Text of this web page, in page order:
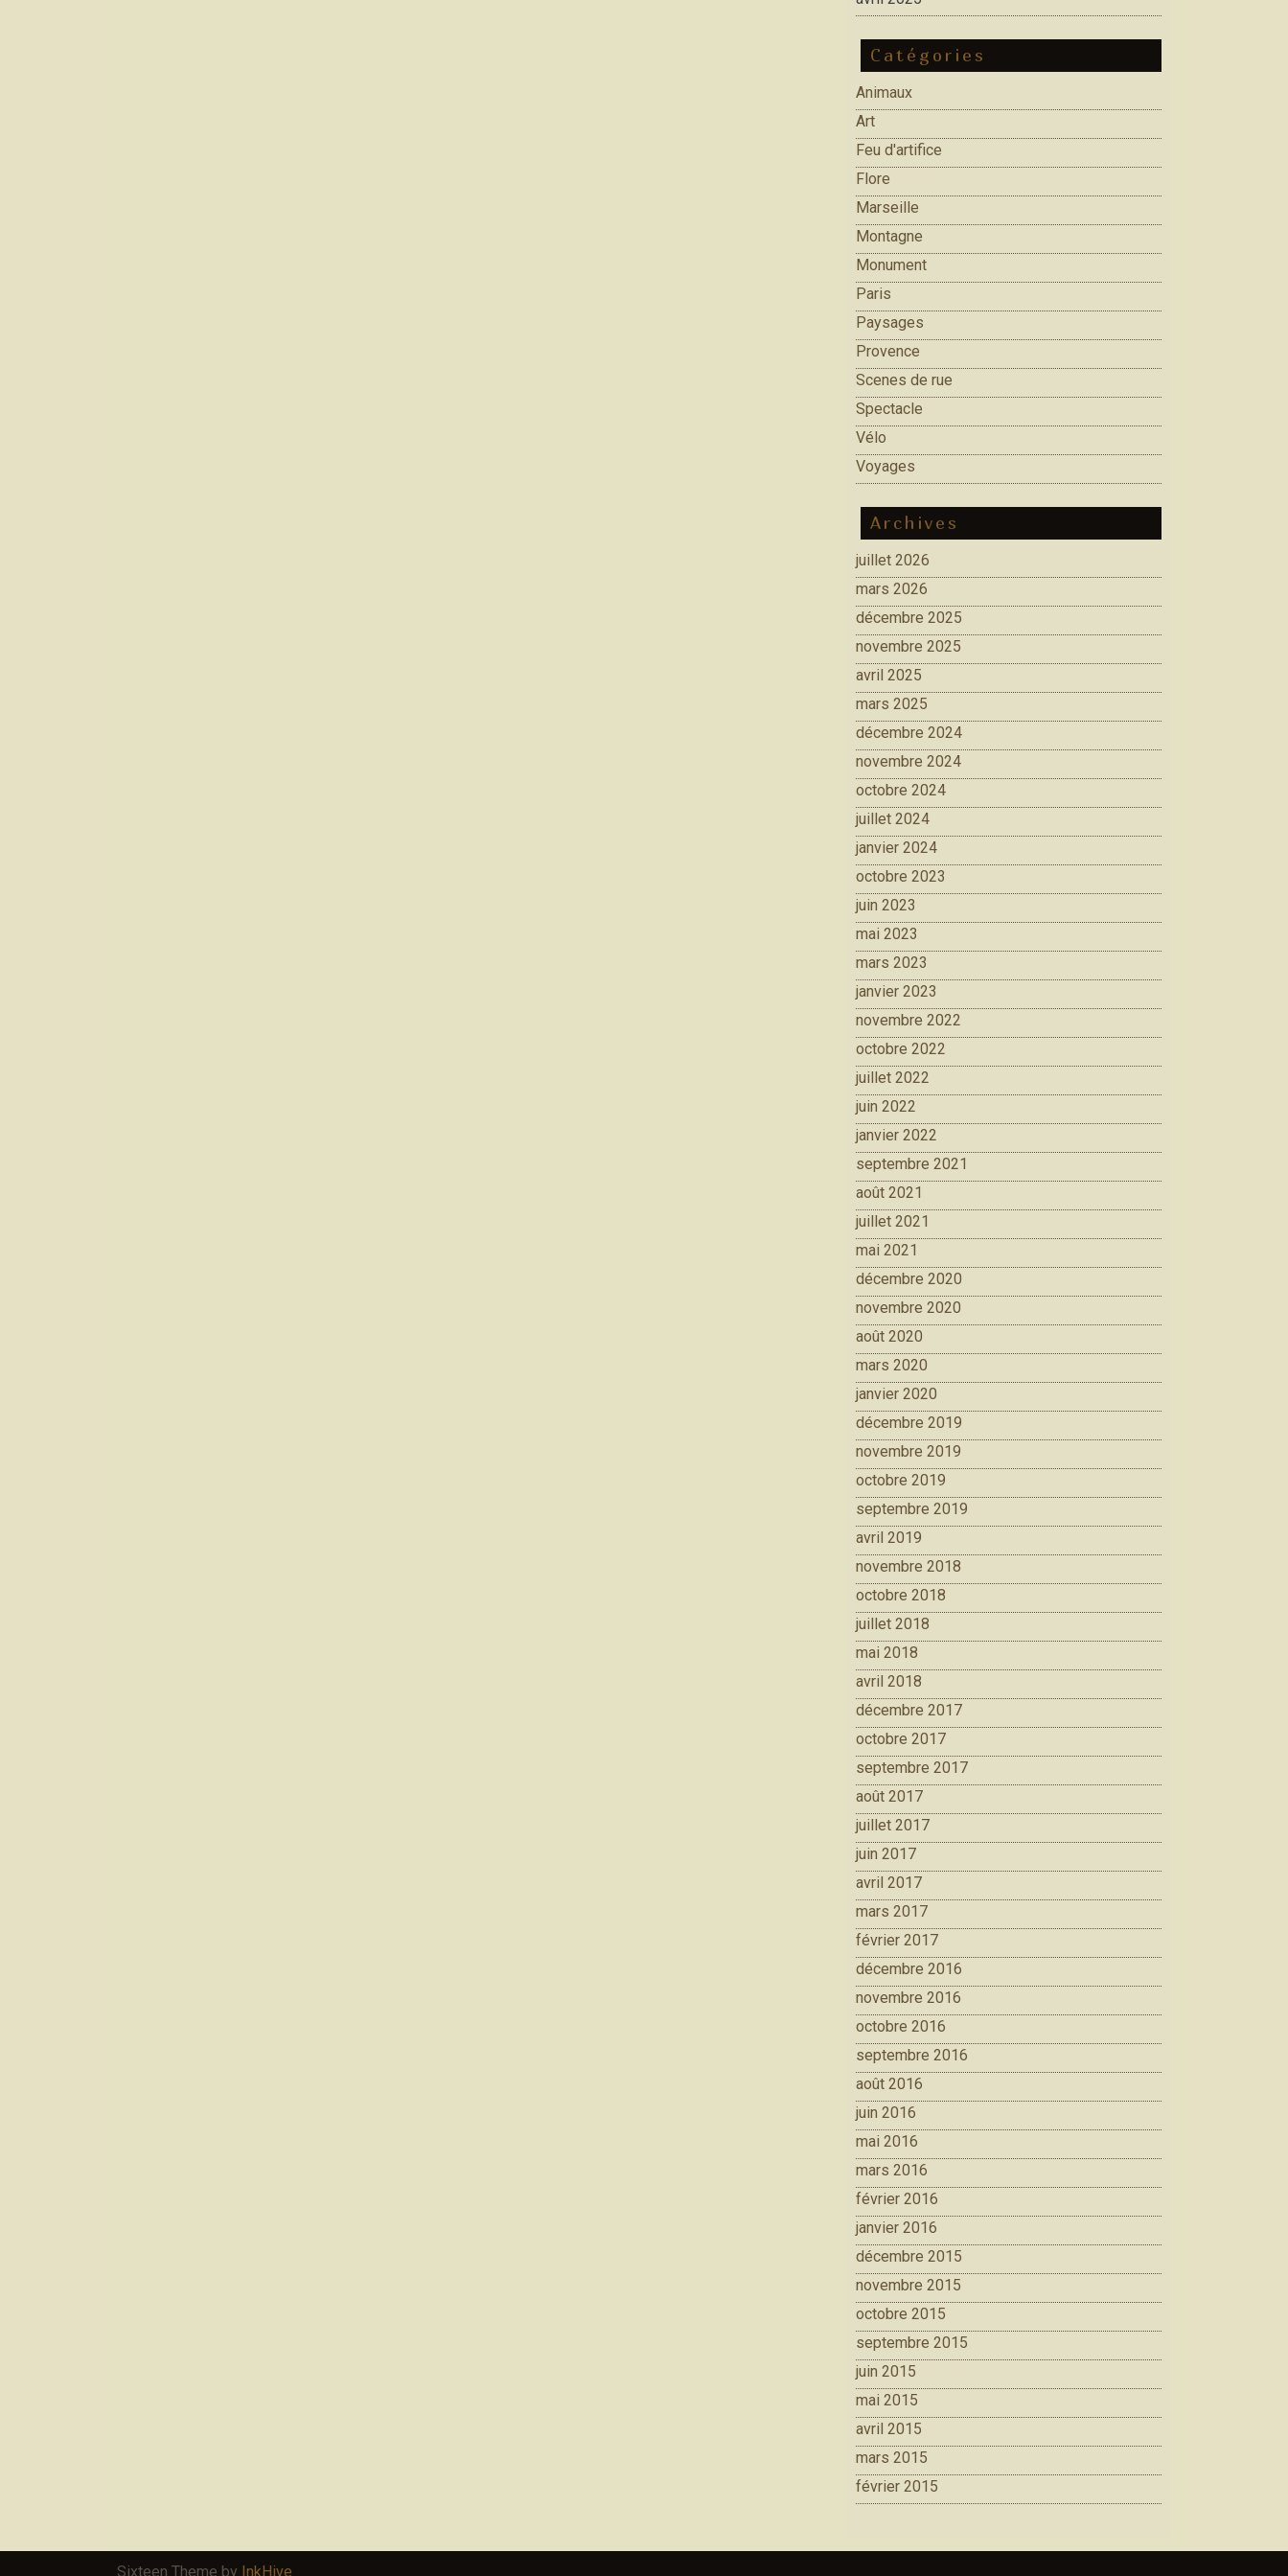
Catégories
Animaux
Art
Feu d'artifice
Flore
Marseille
Montagne
Monument
Paris
Paysages
Provence
Scenes de rue
Spectacle
Vélo
Voyages
Archives
juillet 2026
mars 2026
décembre 2025
novembre 2025
avril 2025
mars 2025
décembre 2024
novembre 2024
octobre 2024
juillet 2024
janvier 2024
octobre 2023
juin 2023
mai 2023
mars 2023
janvier 2023
novembre 2022
octobre 2022
juillet 2022
juin 2022
janvier 2022
septembre 2021
août 2021
juillet 2021
mai 2021
décembre 2020
novembre 2020
août 2020
mars 2020
janvier 2020
décembre 2019
novembre 2019
octobre 2019
septembre 2019
avril 2019
novembre 2018
octobre 2018
juillet 2018
mai 2018
avril 2018
décembre 2017
octobre 2017
septembre 2017
août 2017
juillet 2017
juin 2017
avril 2017
mars 2017
février 2017
décembre 2016
novembre 2016
octobre 2016
septembre 2016
août 2016
juin 2016
mai 2016
mars 2016
février 2016
janvier 2016
décembre 2015
novembre 2015
octobre 2015
septembre 2015
juin 2015
mai 2015
avril 2015
mars 2015
février 2015
Sixteen Theme by InkHive